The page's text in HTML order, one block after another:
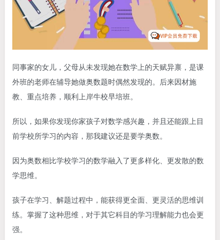
同事家的女儿，父母从未发现她在数学上的天赋异禀，是课
外班的老师在辅导她做奥数题时偶然发现的。后来因材施
教、重点培养，顺利上岸牛校早培班。
所以，如果你发现你家孩子对数学感兴趣，并且还能跟上目
前学校所学习的内容，那我建议还是要学奥数。
因为奥数相比学校学习的数学融入了更多样化、更发散的数
学思维。
孩子在学习、解题过程中，能获得更全面、更灵活的思维训
练。掌握了这种思维，对于其它科目的学习理解能力也会更
强。